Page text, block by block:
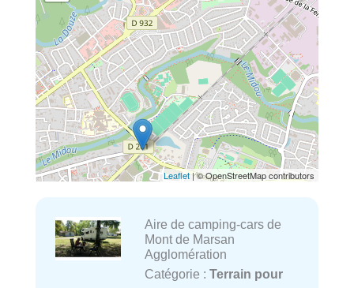
Leaflet| © OpenStreetMap contributors
Aire de camping-cars de
Mont de Marsan
Agglomération
Catégorie : Terrain pour